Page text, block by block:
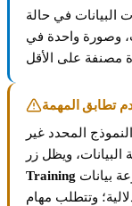
وصورة واحدة في
تطابق المهمة
المحدد غير
Training
وتتطلب مهام